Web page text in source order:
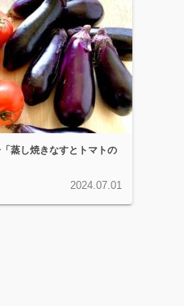
蒸し焼きなすとトマトの
2024.07.01